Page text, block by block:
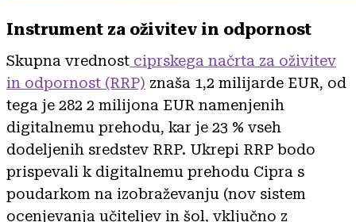
Instrument za oživitev in odpornost
Skupna vrednost ciprskega načrta za oživitev
in odpornost (RRP) znaša 1,2 milijarde EUR, od
tega je 282 2 milijona EUR namenjenih
digitalnemu prehodu, kar je 23 % vseh
dodeljenih sredstev RRP. Ukrepi RRP bodo
prispevali k digitalnemu prehodu Cipra s
poudarkom na izobraževanju (nov sistem
ocenjevanja učiteljev in šol, vključno z